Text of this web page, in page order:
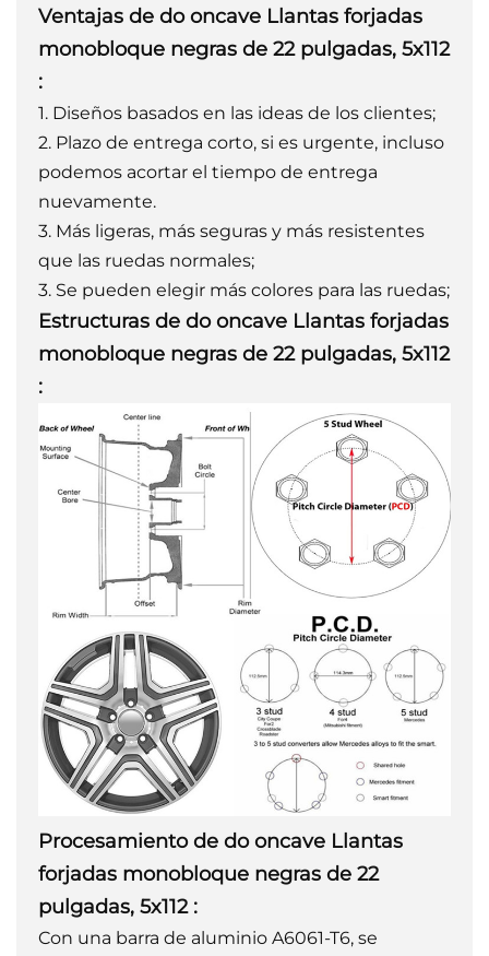
Ventajas de dooncave Llantas forjadas
monobloque negras de 22 pulgadas, 5x112
:
1. Diseños basados ​​en las ideas de los clientes;
2. Plazo de entrega corto, si es urgente, incluso
podemos acortar el tiempo de entrega
nuevamente.
3. Más ligeras, más seguras y más resistentes
que las ruedas normales;
3. Se pueden elegir más colores para las ruedas;
Estructuras de dooncave Llantas forjadas
monobloque negras de 22 pulgadas, 5x112
:
Procesamiento de dooncave Llantas
forjadas monobloque negras de 22
pulgadas, 5x112 :
Con una barra de aluminio A6061-T6, se